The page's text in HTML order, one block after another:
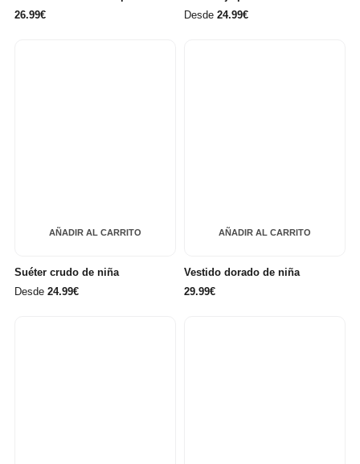
26.99€
Desde 24.99€
AÑADIR AL CARRITO
Suéter crudo de niña
Desde 24.99€
AÑADIR AL CARRITO
Vestido dorado de niña
29.99€